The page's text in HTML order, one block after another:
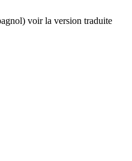
voir la version traduite